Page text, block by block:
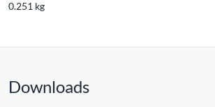
0.251 kg
Downloads